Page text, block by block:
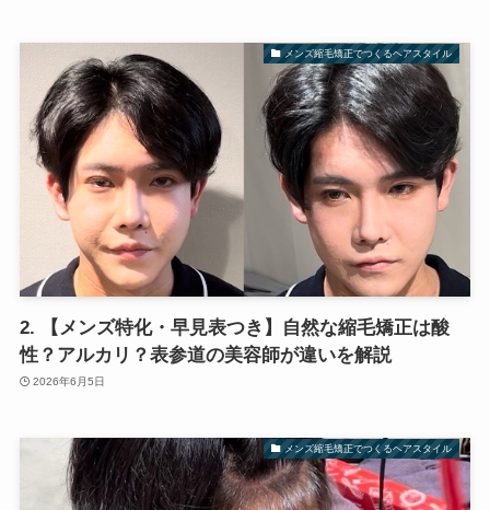
メンズ縮毛矯正でつくるヘアスタイル
2. 【メンズ特化・早見表つき】自然な縮毛矯正は酸
性？アルカリ？表参道の美容師が違いを解説
2026年6月5日
メンズ縮毛矯正でつくるヘアスタイル